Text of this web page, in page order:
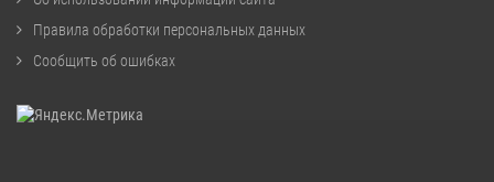
Правила обработки персональных данных
Сообщить об ошибках